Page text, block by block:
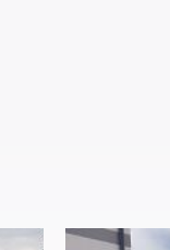
Regulacja
Tylny podest